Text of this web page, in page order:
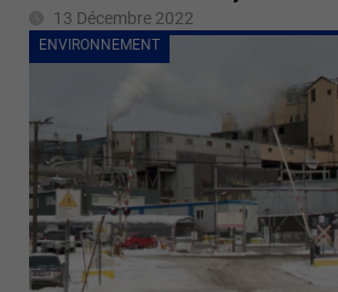
13 Décembre 2022
ENVIRONNEMENT